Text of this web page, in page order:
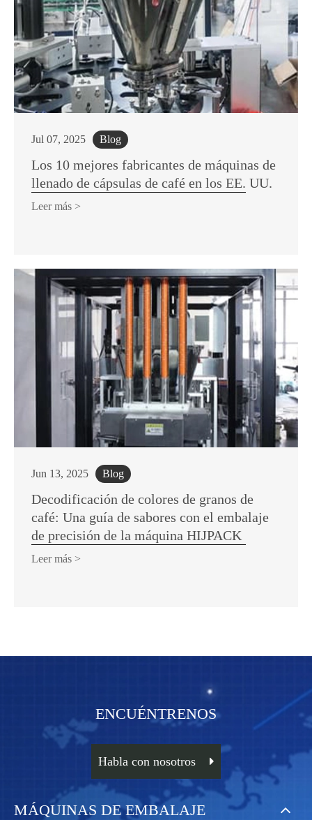
Jul 07, 2025 Blog
Los 10 mejores fabricantes de máquinas de
llenado de cápsulas de café en los EE. UU.
Leer más >
Jun 13, 2025 Blog
Decodificación de colores de granos de
café: Una guía de sabores con el embalaje
de precisión de la máquina HIJPACK
Leer más >
ENCUÉNTRENOS
Habla con nosotros
MÁQUINAS DE EMBALAJE